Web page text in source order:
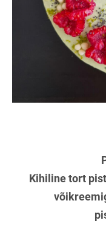
Kihiline tort